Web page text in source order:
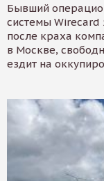
Бывший
системы
после краха
в Москве,
ездит на